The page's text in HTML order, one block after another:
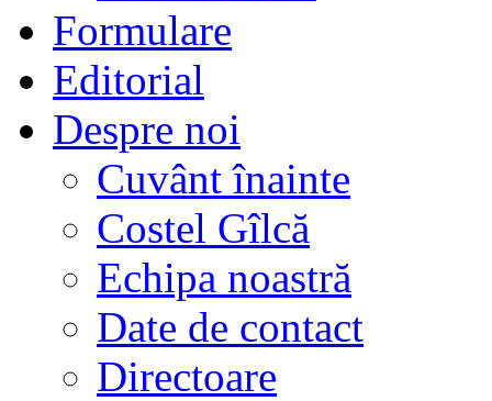
Formulare
Editorial
Despre noi
Cuvânt înainte
Costel Gîlcă
Echipa noastră
Date de contact
Directoare